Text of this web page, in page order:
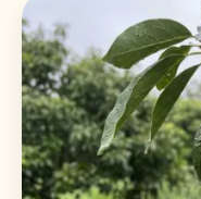
Verpackung und
kam zudem hinzu,
hinterherhinkte.
inzwischen